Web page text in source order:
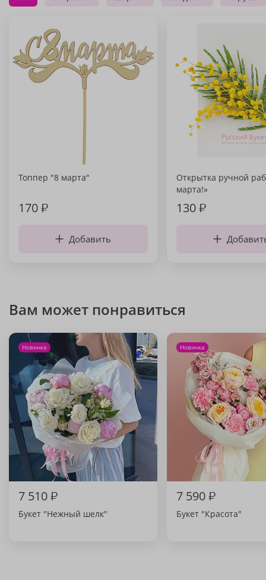
Топпер "8 марта"
170₽
Добавить
Открытка ручной
марта!»
130₽
Вам может понравиться
Новинка
7 510₽
Букет "Нежный шелк"
Новинка
7 590₽
Букет "Красота"